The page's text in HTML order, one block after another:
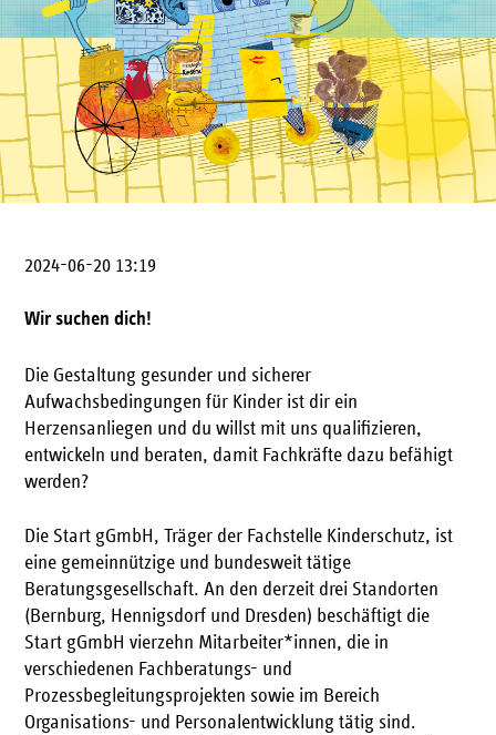
2024-06-20 13:19
Wir suchen dich!
Die Gestaltung gesunder und sicherer
Aufwachsbedingungen für Kinder ist dir ein
Herzensanliegen und du willst mit uns qualifizieren,
entwickeln und beraten, damit Fachkräfte dazu befähigt
werden?
Die Start gGmbH, Träger der Fachstelle Kinderschutz, ist
eine gemeinnützige und bundesweit tätige
Beratungsgesellschaft. An den derzeit drei Standorten
(Bernburg, Hennigsdorf und Dresden) beschäftigt die
Start gGmbH vierzehn Mitarbeiter*innen, die in
verschiedenen Fachberatungs- und
Prozessbegleitungsprojekten sowie im Bereich
Organisations- und Personalentwicklung tätig sind.